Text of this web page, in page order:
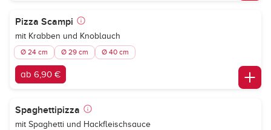
Pizza Scampi
mit Krabben und Knoblauch
Ø 24 cm Ø 29 cm Ø 40 cm
ab 6,90 €
Spaghettipizza
mit Spaghetti und Hackfleischsauce